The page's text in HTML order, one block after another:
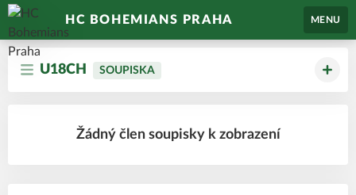
HC BOHEMIANS PRAHA MENU
U18CH SOUPISKA
Žádný člen soupisky k zobrazení